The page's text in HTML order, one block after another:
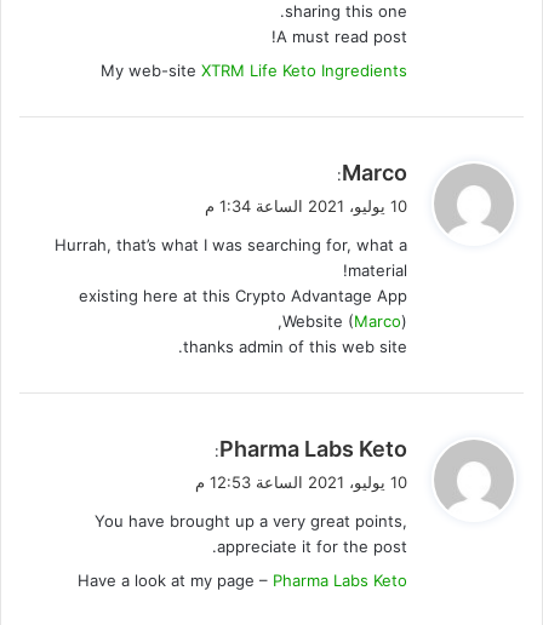
sharing this one.
A must read post!
My web-site XTRM Life Keto Ingredients
ي
ق
ل
Marco
:
10 يوليو، 2021 الساعة 1:34 م
Hurrah, that’s what I was searching for, what a
material!
existing here at this Crypto Advantage App
Website (Marco),
thanks admin of this web site.
ي
ق
ل
Pharma Labs Keto
:
10 يوليو، 2021 الساعة 12:53 م
You have brought up a very great points,
appreciate it for the post.
Have a look at my page – Pharma Labs Keto